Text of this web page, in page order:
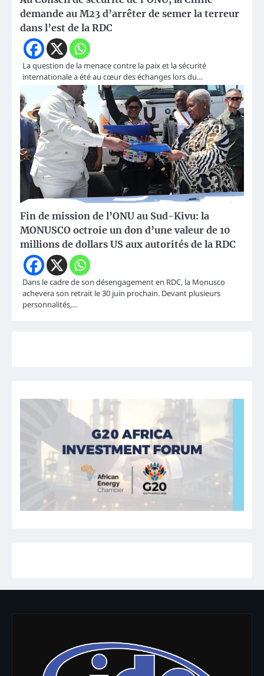
demande au M23 d’arrêter de semer la terreur
dans l’est de la RDC
La question de la menace contre la paix et la sécurité
internationale a été au cœur des échanges lors du…
Fin de mission de l’ONU au Sud-Kivu: la
MONUSCO octroie un don d’une valeur de 10
millions de dollars US aux autorités de la RDC
Dans le cadre de son désengagement en RDC, la Monusco
achevera son retrait le 30 juin prochain. Devant plusieurs
personnalités,…